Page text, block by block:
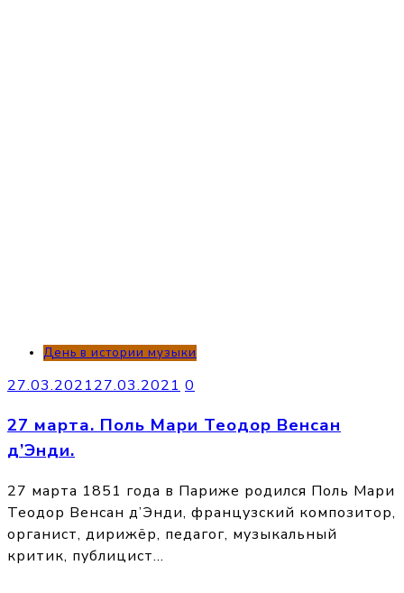
День в истории музыки
27.03.202127.03.2021 0
27 марта. Поль Мари Теодор Венсан
д’Энди.
27 марта 1851 года в Париже родился Поль Мари
Теодор Венсан д’Энди, французский композитор,
органист, дирижёр, педагог, музыкальный
критик, публицист…